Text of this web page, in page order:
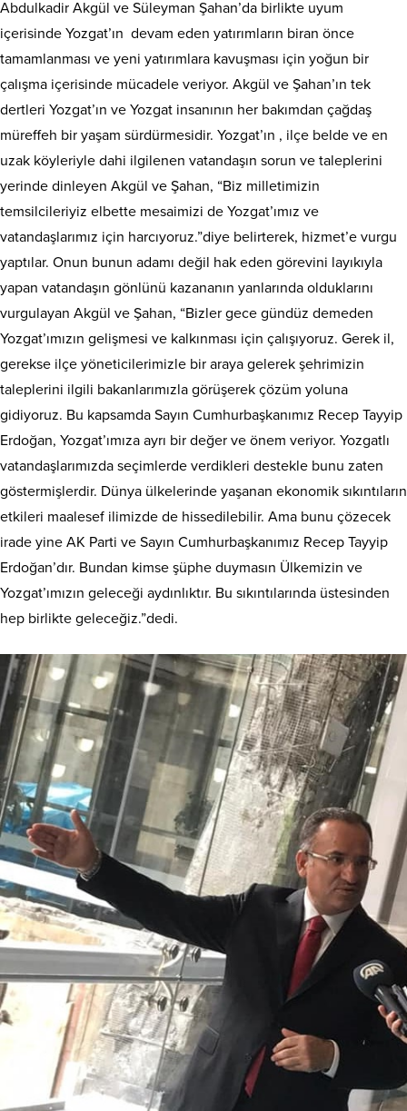
Abdulkadir Akgül ve Süleyman Şahan’da birlikte uyum
içerisinde Yozgat’ın devam eden yatırımların biran önce
tamamlanması ve yeni yatırımlara kavuşması için yoğun bir
çalışma içerisinde mücadele veriyor. Akgül ve Şahan’ın tek
dertleri Yozgat’ın ve Yozgat insanının her bakımdan çağdaş
müreffeh bir yaşam sürdürmesidir. Yozgat’ın , ilçe belde ve en
uzak köyleriyle dahi ilgilenen vatandaşın sorun ve taleplerini
yerinde dinleyen Akgül ve Şahan, “Biz milletimizin
temsilcileriyiz elbette mesaimizi de Yozgat’ımız ve
vatandaşlarımız için harcıyoruz.”diye belirterek, hizmet’e vurgu
yaptılar. Onun bunun adamı değil hak eden görevini layıkıyla
yapan vatandaşın gönlünü kazananın yanlarında olduklarını
vurgulayan Akgül ve Şahan, “Bizler gece gündüz demeden
Yozgat’ımızın gelişmesi ve kalkınması için çalışıyoruz. Gerek il,
gerekse ilçe yöneticilerimizle bir araya gelerek şehrimizin
taleplerini ilgili bakanlarımızla görüşerek çözüm yoluna
gidiyoruz. Bu kapsamda Sayın Cumhurbaşkanımız Recep Tayyip
Erdoğan, Yozgat’ımıza ayrı bir değer ve önem veriyor. Yozgatlı
vatandaşlarımızda seçimlerde verdikleri destekle bunu zaten
göstermişlerdir. Dünya ülkelerinde yaşanan ekonomik sıkıntıların
etkileri maalesef ilimizde de hissedilebilir. Ama bunu çözecek
irade yine AK Parti ve Sayın Cumhurbaşkanımız Recep Tayyip
Erdoğan’dır. Bundan kimse şüphe duymasın Ülkemizin ve
Yozgat’ımızın geleceği aydınlıktır. Bu sıkıntılarında üstesinden
hep birlikte geleceğiz.”dedi.